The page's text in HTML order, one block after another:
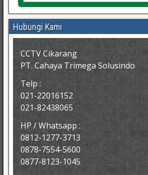
Hubungi Kami
CCTV Cikarang
PT. Cahaya Trimega Solusindo
Telp :
021-22016152
021-82438065
HP / Whatsapp :
0812-1277-3713
0878-7554-5600
0877-8123-1045